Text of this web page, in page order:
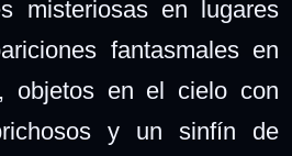
misteriosas en lugares
fantasmales en
objetos en el cielo con
y un sinfín de